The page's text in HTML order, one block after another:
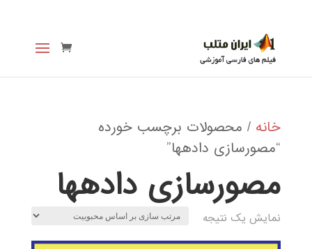
خانه / محصولات برچسب خورده
“مصورسازی دادهها”
مصورسازی دادهها
نمایش یک نتیجه